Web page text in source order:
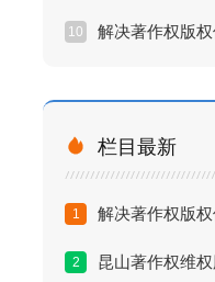
10
 栏目最新
1
2